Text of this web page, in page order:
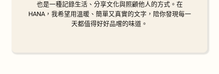
也是一種記錄生活、分享文化與照顧他人的方式。在
HANA，我希望用溫暖、簡單又真實的文字，陪你發現每一
天都值得好好品嚐的味道。